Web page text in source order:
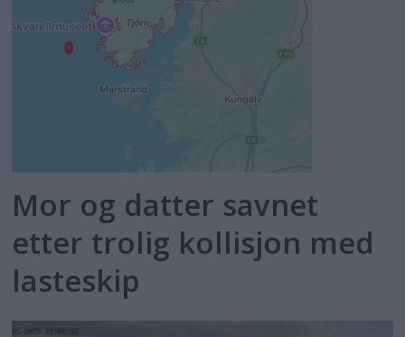
Mor og datter savnet
etter trolig kollisjon med
lasteskip